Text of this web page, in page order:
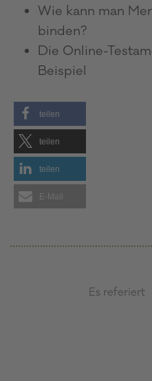
Wie kann man
binden?
Die Online-
Beispiel
teilen
teilen
teilen
E-Mail
Es referiert